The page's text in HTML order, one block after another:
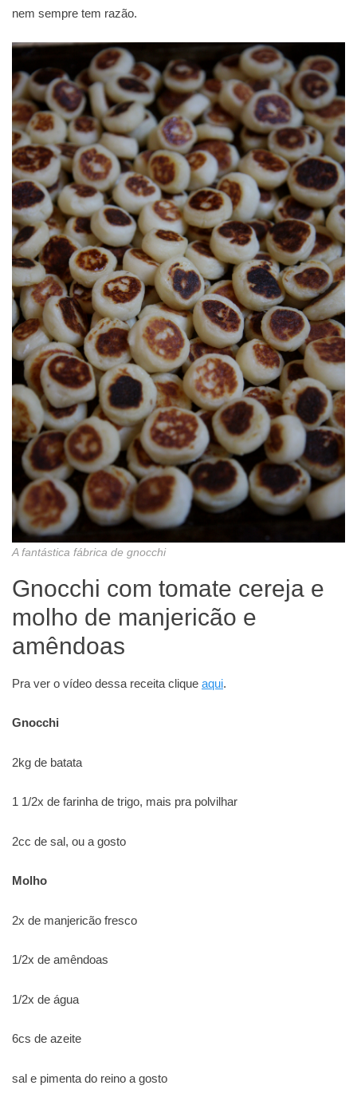
nem sempre tem razão.
A fantástica fábrica de gnocchi
Gnocchi com tomate cereja e
molho de manjericão e
amêndoas
Pra ver o vídeo dessa receita clique aqui.
Gnocchi
2kg de batata
1 1/2x de farinha de trigo, mais pra polvilhar
2cc de sal, ou a gosto
Molho
2x de manjericão fresco
1/2x de amêndoas
1/2x de água
6cs de azeite
sal e pimenta do reino a gosto